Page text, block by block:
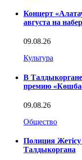
Концерт
августа на
09.08.26
Культура
В
премию
09.08.26
Общество
Полиция
Талдыкоргана